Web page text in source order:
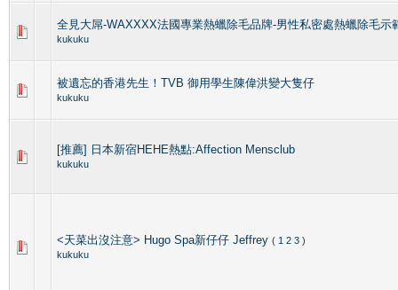
全見大屌-WAXXXX法國專業熱蠟除毛品牌-男性私密處熱蠟除毛示
kukuku
被遺忘的香港先生！TVB 御用學生陳偉洪變大隻仔
kukuku
[推薦] 日本新宿HEHE熱點:Affection Mensclub
kukuku
<天菜出沒注意> Hugo Spa新仔仔 Jeffrey ( 1 2 3 )
kukuku